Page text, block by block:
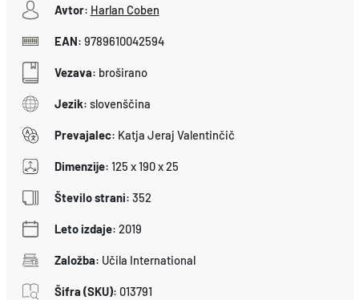
Avtor: Harlan Coben
EAN: 9789610042594
Vezava: broširano
Jezik: slovenščina
Prevajalec: Katja Jeraj Valentinčič
Dimenzije: 125 x 190 x 25
Število strani: 352
Leto izdaje: 2019
Založba: Učila International
Šifra (SKU): 013791